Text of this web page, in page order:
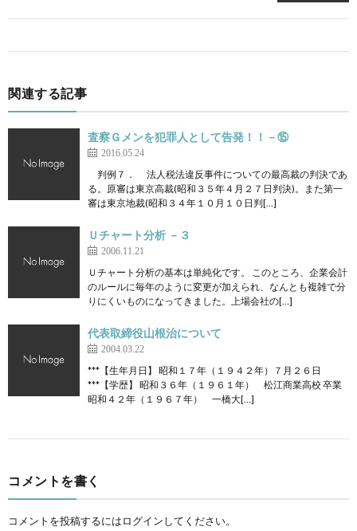
関連する記事
査察Ｇメンを犯罪人として告発！！－⑮
2016.05.24
判例７． 法人税法違反事件についての最高裁の判決であ
る。原審は東京高裁(昭和３５年４月２７日判決)。また第一
審は東京地裁(昭和３４年１０月１０日判[…]
Ｕチャート分析 －３
2006.11.21
Ｕチャート分析の基本は単純化です。 このところ、企業会計
のルールに毎年のように変更が加えられ、なんとも複雑で分
りにくいものになってきました。上場会社の[…]
代表取締役山根治について
2004.03.22
***【生年月日】 昭和１７年（１９４２年）７月２６日
***【学歴】 昭和３６年（１９６１年） 松江商業高校 卒業
昭和４２年（１９６７年） 一橋大[…]
コメントを書く
コメントを投稿するにはログインしてください。